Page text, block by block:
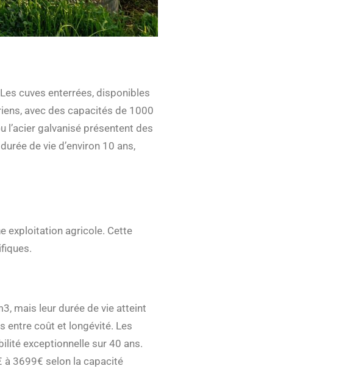
cuves enterrées, disponibles
avec des capacités de 1000
l’acier galvanisé présentent des
de vie d’environ 10 ans,
exploitation agricole. Cette
mais leur durée de vie atteint
entre coût et longévité. Les
exceptionnelle sur 40 ans.
à 3699€ selon la capacité